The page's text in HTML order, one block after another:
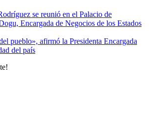
se reunió en el Palacio de
Encargada de Negocios de los Estados
pueblo», afirmó la Presidenta Encargada
del país